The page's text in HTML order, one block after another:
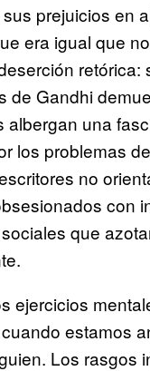
prejuicios en
era igual que
retórica:
de Gandhi
albergan una
los problemas
no
con
que
ejercicios
estamos
Los rasgos